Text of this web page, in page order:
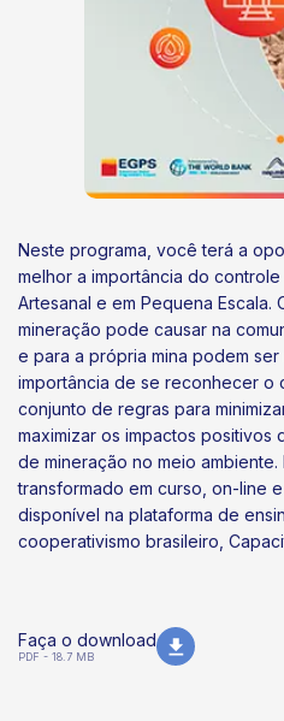
Neste programa, você terá a
melhor a importância do
Artesanal e em Pequena Escala.
mineração pode causar na
e para a própria mina podem ser
importância de se reconhecer o
conjunto de regras para
maximizar os impactos positivos
de mineração no meio
transformado em curso, on-line
disponível na plataforma de
cooperativismo brasileiro,
Faça o download
PDF - 18.7 MB